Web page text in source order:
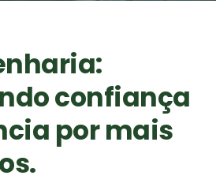
confiança
por mais